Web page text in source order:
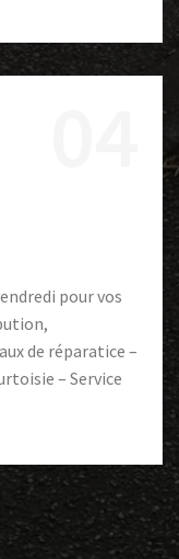
pour vos
de réparatice –
– Service